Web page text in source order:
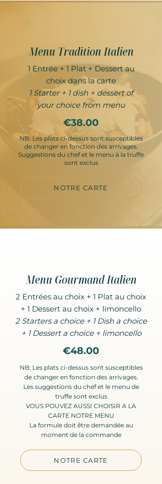
Menu Tradition Italien
1 Entrée + 1 Plat + Dessert au
choix dans la carte
1 Starter + 1 dish + dessert of
your choice from menu
€38.00
NB: Les plats ci-dessus sont susceptibles
de changer en fonction des arrivages.
Suggestions du chef et le menu à la truffe
sont exclus
NOTRE CARTE
Menu Gourmand Italien
2 Entrées au choix + 1 Plat au choix
+ 1 Dessert au choix + limoncello
2 Starters a choice + 1 Dish a choice
+ 1 Dessert a choice + limoncello
€48.00
NB: Les plats ci-dessus sont susceptibles
de changer en fonction des arrivages.
Les suggestions du chef et le menu de
truffe sont exclus
VOUS POUVEZ AUSSI CHOISIR A LA
CARTE NOTRE MENU
La formule doit être demandée au
moment de la commande
NOTRE CARTE